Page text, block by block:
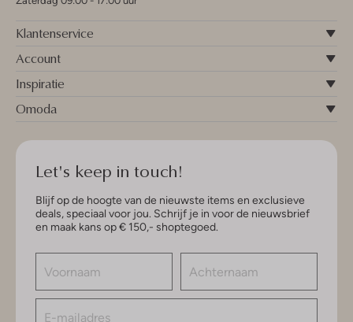
Klantenservice
Account
Inspiratie
Omoda
Let's keep in touch!
Blijf op de hoogte van de nieuwste items en exclusieve
deals, speciaal voor jou. Schrijf je in voor de nieuwsbrief
en maak kans op € 150,- shoptegoed.